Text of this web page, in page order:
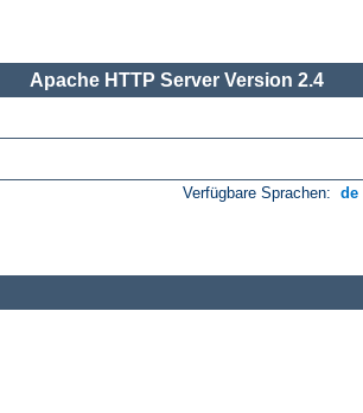
Apache HTTP Server Version 2.4
Verfügbare Sprachen: de